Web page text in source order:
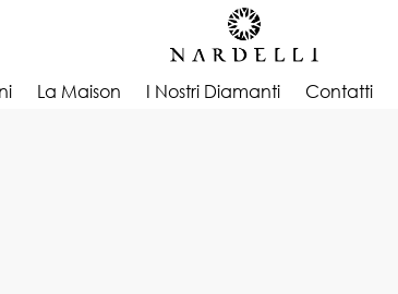
La Maison I Nostri Diamanti Contatti